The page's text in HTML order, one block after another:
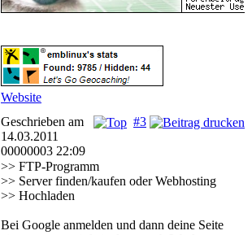
Website
#3
Geschrieben am
14.03.2011
00000003 22:09
>> FTP-Programm
>> Server finden/kaufen oder Webhosting
>> Hochladen
Bei Google anmelden und dann deine Seite